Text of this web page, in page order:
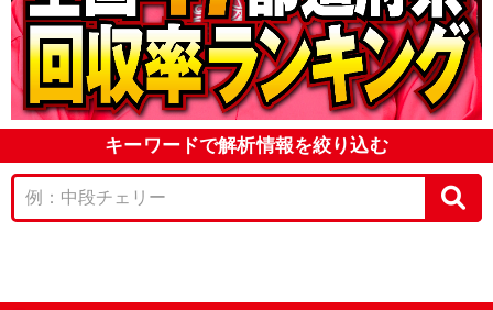
キーワードで解析情報を絞り込む